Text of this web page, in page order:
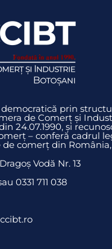
prin
de Comerț și
24.07.1990, și
– conferă cadrul
comerț din
Vodă Nr. 13
0331 711 038